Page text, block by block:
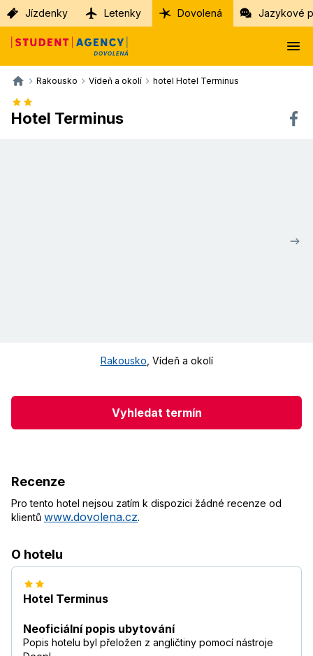
Jízdenky Letenky Dovolená Jazykové
Rakousko Vídeň a okolí hotel Hotel Terminus
Hotel Terminus
Rakousko Vídeň a okolí
Vyhledat termín
Recenze
Pro tento hotel nejsou zatím k dispozici žádné recenze od
klientů www.dovolena.cz.
O hotelu
Hotel Terminus
Neoficiální popis ubytování
Popis hotelu byl přeložen z angličtiny pomocí nástroje